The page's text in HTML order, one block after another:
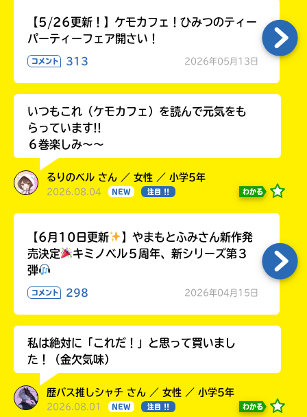
【5/26更新！】ケモカフェ！ひみつのティー
パーティーフェア開さい！
コメント 313 2026年05月13日
いつもこれ（ケモカフェ）を読んで元気をも
らっています!!
６巻楽しみ～～
るりのベル さん ／ 女性 ／ 小学5年
2026.08.04 NEW 注目 !! わかる
【6月10日更新
】やまもとふみさん新作発
売決定
キミノベル５周年、新シリーズ第３
弾
コメント 298 2026年04月15日
私は絶対に「これだ！」と思って買いまし
た！（金欠気味）
歴バス推しシャチ さん ／ 女性 ／ 小学5年
2026.08.01 NEW 注目 !! わかる